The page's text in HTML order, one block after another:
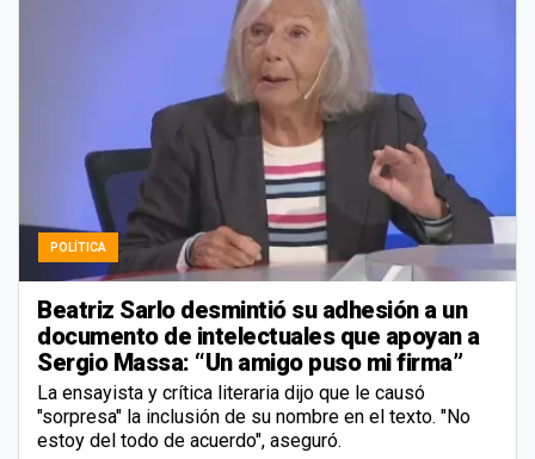
POLÍTICA
Beatriz Sarlo desmintió su adhesión a un
documento de intelectuales que apoyan a
Sergio Massa: “Un amigo puso mi firma”
La ensayista y crítica literaria dijo que le causó
"sorpresa" la inclusión de su nombre en el texto. "No
estoy del todo de acuerdo", aseguró.